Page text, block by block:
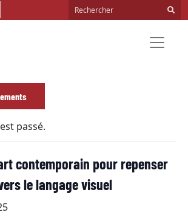
passé.
contemporain pour repenser
le langage visuel